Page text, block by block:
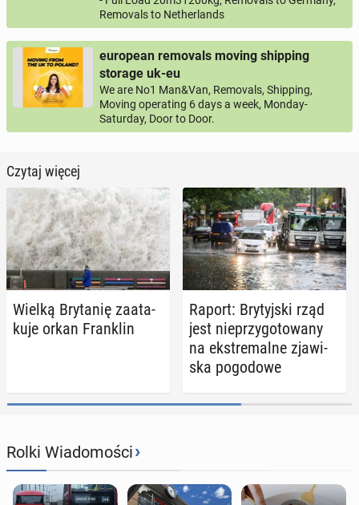
Removals to Netherlands
european removals moving shipping
storage uk-eu
We are No1 Man&Van, Removals, Shipping,
Moving operating 6 days a week, Monday-
Saturday, Door to Door.
Czytaj więcej
Wielką Bry­ta­nię za­ata­
ku­je orkan Fran­klin
Raport: Bry­tyj­ski rząd
jest nie­przy­go­to­wa­ny
na eks­tre­mal­ne zja­wi­
ska po­go­do­we
Rolki Wiadomości›